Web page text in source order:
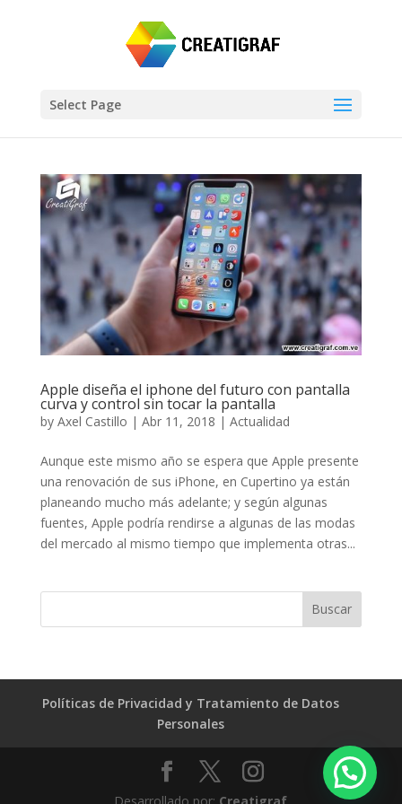
Select Page
Apple diseña el iphone del futuro con pantalla
curva y control sin tocar la pantalla
by Axel Castillo | Abr 11, 2018 | Actualidad
Aunque este mismo año se espera que Apple presente
una renovación de sus iPhone, en Cupertino ya están
planeando mucho más adelante; y según algunas
fuentes, Apple podría rendirse a algunas de las modas
del mercado al mismo tiempo que implementa otras...
Políticas de Privacidad y Tratamiento de Datos
Personales
Desarrollado por: Creatigraf